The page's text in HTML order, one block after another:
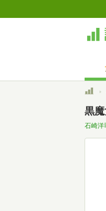
ト
黒
石崎洋